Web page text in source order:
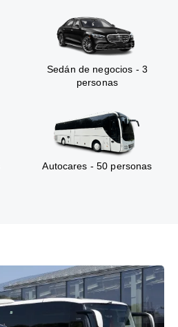
Sedán de negocios - 3
personas
Autocares - 50 personas